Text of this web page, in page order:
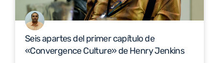
Seis apartes del primer capítulo de
«Convergence Culture» de Henry Jenkins